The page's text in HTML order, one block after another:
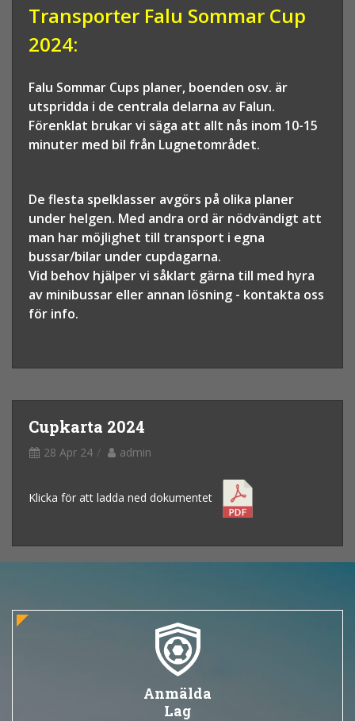
Transporter Falu Sommar Cup
2024:
Falu Sommar Cups planer, boenden osv. är
utspridda i de centrala delarna av Falun.
Förenklat brukar vi säga att allt nås inom 10-15
minuter med bil från Lugnetområdet.
De flesta spelklasser avgörs på olika planer
under helgen. Med andra ord är nödvändigt att
man har möjlighet till transport i egna
bussar/bilar under cupdagarna.
Vid behov hjälper vi såklart gärna till med hyra
av minibussar eller annan lösning - kontakta oss
för info.
Cupkarta 2024
28 Apr 24 admin
Klicka för att ladda ned dokumentet
Anmälda
Lag